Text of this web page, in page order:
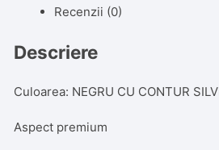
Recenzii (0)
Descriere
Culoarea: NEGRU CU CONTUR
Aspect premium